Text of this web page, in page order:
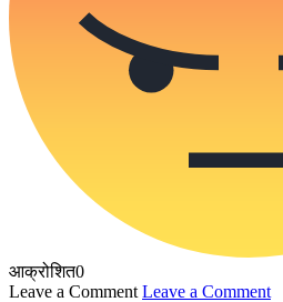
आक्रोशित0
Leave a Comment Leave a Comment